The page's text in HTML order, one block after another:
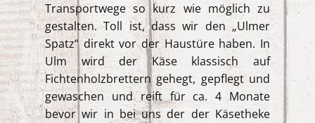
Transportwege so kurz wie möglich zu
gestalten. Toll ist, dass wir den „Ulmer
Spatz“ direkt vor der Haustüre haben. In
Ulm wird der Käse klassisch auf
Fichtenholzbrettern gehegt, gepflegt und
gewaschen und reift für ca. 4 Monate
bevor wir in bei uns der der Käsetheke